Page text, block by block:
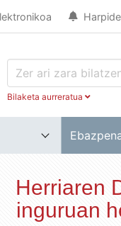
Bilaketa aurreratua
Herriaren
inguruan